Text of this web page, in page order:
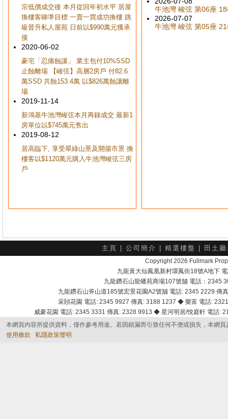
宗低價成交後 本月從回年初水平 居屋
換樓客睇準目標 一賣一買成功換樓 跳
級晉升私人屋苑 日前以$990萬元獲承
接
2020-06-02
豪宅「忍痛蝕讓」 業主包付10%SSD
止蝕離場 【峻弦】高層2房戶 付82.6
萬SSD 共蝕153.4萬 以$826萬蝕讓離
場
2019-11-14
新鴻基牛池灣峻弦本月再錄成交 最新1
房單位以$745萬元售出
2019-08-12
居高臨下, 享受翠綠山景及開揚市景 換
樓客以$1120萬元購入牛池灣峻弦三房
戶
牛池灣 峻弦 第06座
2026-07-07
牛池灣 峻弦 第05座
主頁 公司簡介 精選樓盤 田土
Copyright 2026 Fullmark
九龍黃大仙鳳凰新村環鳳街18號A地下
九龍鑽石山龍蟠苑商場107號舖 電話：2345
九龍鑽石山斧山道185號宏景花園A2號舖 電話: 2345 2229
采頣花園 電話: 2345 9927 傳真: 3188 1237 ◆ 樂富 電話:
威豪花園 電話: 2345 3331 傳真: 2328 9913 ◆ 星河明居/悅庭軒 電話
本網頁內容所提供資料，僅作參考用途。若因錯漏而引致任何不便或損失，本網
使用條款
私隱政策聲明